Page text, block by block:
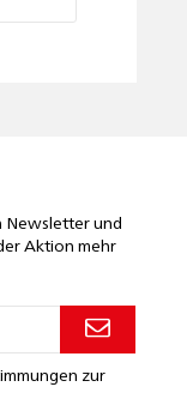
Newsletter und
Aktion mehr
zur